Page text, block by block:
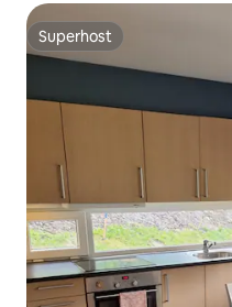
Superhost
Superhost